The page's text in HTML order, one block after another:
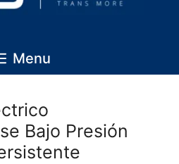
Menu
Bajo Presión